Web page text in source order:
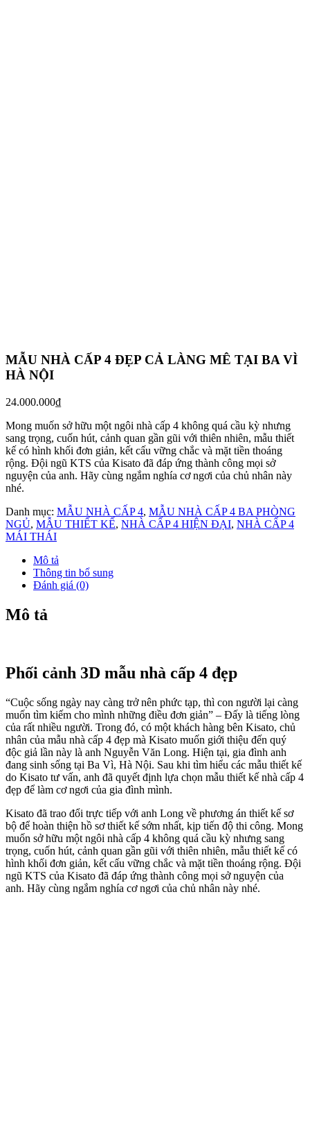
MẪU NHÀ CẤP 4 ĐẸP CẢ LÀNG MÊ TẠI BA VÌ
HÀ NỘI
24.000.000₫
Mong muốn sở hữu một ngôi nhà cấp 4 không quá cầu kỳ nhưng
sang trọng, cuốn hút, cảnh quan gần gũi với thiên nhiên, mẫu thiết
kế có hình khối đơn giản, kết cấu vững chắc và mặt tiền thoáng
rộng. Đội ngũ KTS của Kisato đã đáp ứng thành công mọi sở
nguyện của anh. Hãy cùng ngắm nghía cơ ngơi của chủ nhân này
nhé.
Danh mục: MẪU NHÀ CẤP 4, MẪU NHÀ CẤP 4 BA PHÒNG
NGỦ, MẪU THIẾT KẾ, NHÀ CẤP 4 HIỆN ĐẠI, NHÀ CẤP 4
MÁI THÁI
Mô tả
Thông tin bổ sung
Đánh giá (0)
Mô tả
Phối cảnh 3D mẫu nhà cấp 4 đẹp
“Cuộc sống ngày nay càng trở nên phức tạp, thì con người lại càng
muốn tìm kiếm cho mình những điều đơn giản” – Đấy là tiếng lòng
của rất nhiều người. Trong đó, có một khách hàng bên Kisato, chủ
nhân của mẫu nhà cấp 4 đẹp mà Kisato muốn giới thiệu đến quý
độc giả lần này là anh Nguyễn Văn Long. Hiện tại, gia đình anh
đang sinh sống tại Ba Vì, Hà Nội. Sau khi tìm hiểu các mẫu thiết kế
do Kisato tư vấn, anh đã quyết định lựa chọn mẫu thiết kế nhà cấp 4
đẹp để làm cơ ngơi của gia đình mình.
Kisato đã trao đổi trực tiếp với anh Long về phương án thiết kế sơ
bộ để hoàn thiện hồ sơ thiết kế sớm nhất, kịp tiến độ thi công. Mong
muốn sở hữu một ngôi nhà cấp 4 không quá cầu kỳ nhưng sang
trọng, cuốn hút, cảnh quan gần gũi với thiên nhiên, mẫu thiết kế có
hình khối đơn giản, kết cấu vững chắc và mặt tiền thoáng rộng. Đội
ngũ KTS của Kisato đã đáp ứng thành công mọi sở nguyện của
anh. Hãy cùng ngắm nghía cơ ngơi của chủ nhân này nhé.